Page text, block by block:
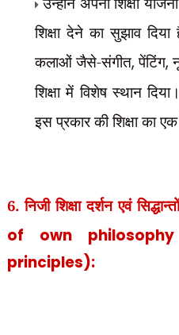
शिक्षा देने का सुझाव
कलाओं जैसे-संगीत,पेंटिंग,
शिक्षा में विशेष स्थान
इस प्रकार की शिक्षा का
6. निजी शिक्षा दर्शन एवं
of own
principles):